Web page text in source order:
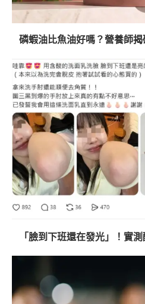
磷蝦油比魚油好嗎？營養師
「臉到下班還在發光」！實